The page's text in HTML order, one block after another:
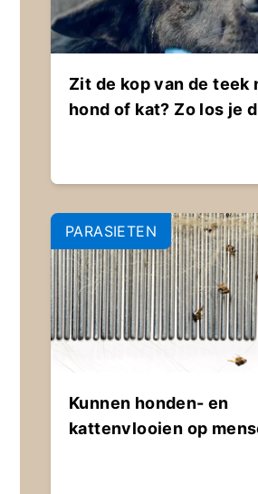
Zit de kop van de teek
hond of kat? Zo los je
PARASIETEN
Kunnen honden- en
kattenvlooien op